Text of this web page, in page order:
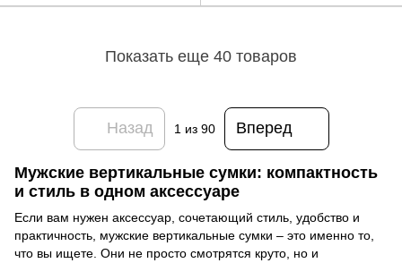
Показать еще 40 товаров
Назад 1 из 90 Вперед
Мужские вертикальные сумки: компактность
и стиль в одном аксессуаре
Если вам нужен аксессуар, сочетающий стиль, удобство и
практичность, мужские вертикальные сумки – это именно то,
что вы ищете. Они не просто смотрятся круто, но и